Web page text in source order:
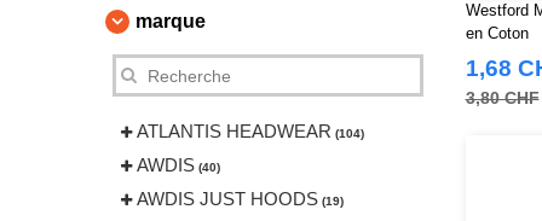
marque
ATLANTIS HEADWEAR (104)
AWDIS (40)
AWDIS JUST HOODS (19)
Westford
en Coton
1,68
3,80 CHF